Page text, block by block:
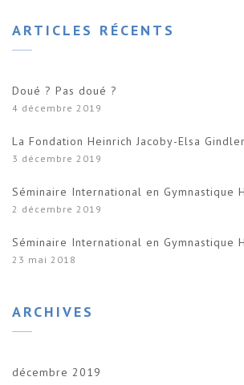
ARTICLES RÉCENTS
Doué ? Pas doué ?
4 décembre 2019
La Fondation Heinrich Jacoby-Elsa
3 décembre 2019
Séminaire International en Gymnastique
2 décembre 2019
Séminaire International en Gymnastique
23 mai 2018
ARCHIVES
décembre 2019